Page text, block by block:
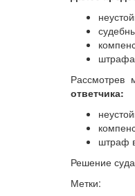
ответчика:
штраф
Решение
Метки: